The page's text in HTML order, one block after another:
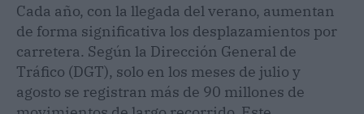
Cada año, con la llegada del verano, aumentan
de forma significativa los desplazamientos por
carretera. Según la Dirección General de
Tráfico (DGT), solo en los meses de julio y
agosto se registran más de 90 millones de